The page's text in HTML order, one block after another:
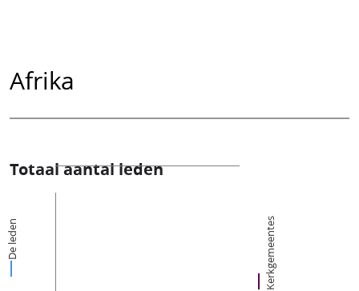
Afrika
Totaal aantal leden
De leden Kerkgemeentes